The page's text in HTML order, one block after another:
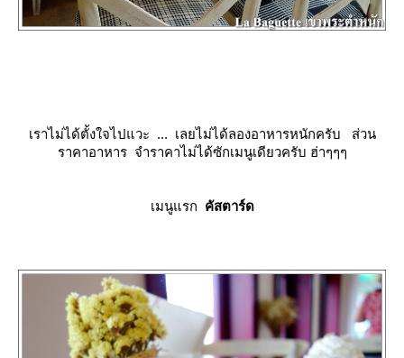
เราไม่ได้ตั้งใจไปแวะ ... เลยไม่ได้ลองอาหารหนักครับ ส่วน
ราคาอาหาร จำราคาไม่ได้ซักเมนูเดียวครับ ฮ่าๆๆๆ
เมนูแรก คัสตาร์ด